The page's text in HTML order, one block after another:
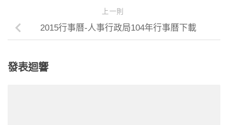
上一則
2015行事曆-人事行政局104年行事曆下載
發表迴響